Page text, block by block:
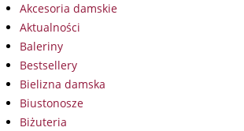
Akcesoria damskie
Aktualności
Baleriny
Bestsellery
Bielizna damska
Biustonosze
Biżuteria